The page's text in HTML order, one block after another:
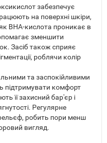
забезпечує
на поверхні шкіри,
BHA-кислота проникає в
зменшити
Засіб також сприяє
роблячи колір
та заспокійливими
підтримувати комфорт
її захисний бар'єр і
Регулярне
робить пори менш
вигляд.